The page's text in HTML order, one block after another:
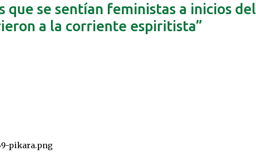
que se sentían feministas a inicios del
a la corriente espiritista”